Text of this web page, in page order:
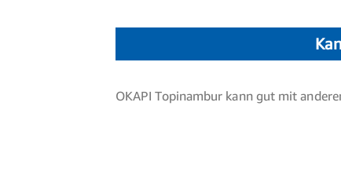
OKAPI Topinambur kann gut mit